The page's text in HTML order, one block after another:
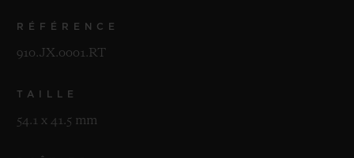
RÉFÉRENCE
910.JX.0001.RT
TAILLE
54.1 x 41.5 mm